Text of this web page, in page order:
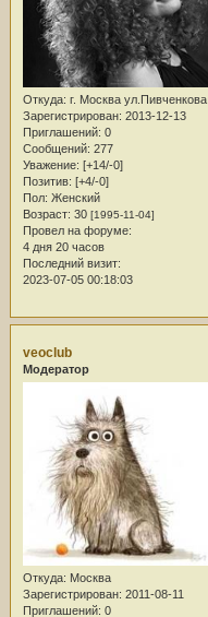
Откуда: г. Москва ул.Пивченкова
Зарегистрирован: 2013-12-13
Приглашений: 0
Сообщений: 277
Уважение: [+14/-0]
Позитив: [+4/-0]
Пол: Женский
Возраст: 30 [1995-11-04]
Провел на форуме:
4 дня 20 часов
Последний визит:
2023-07-05 00:18:03
veoclub
Модератор
Откуда: Москва
Зарегистрирован: 2011-08-11
Приглашений: 0